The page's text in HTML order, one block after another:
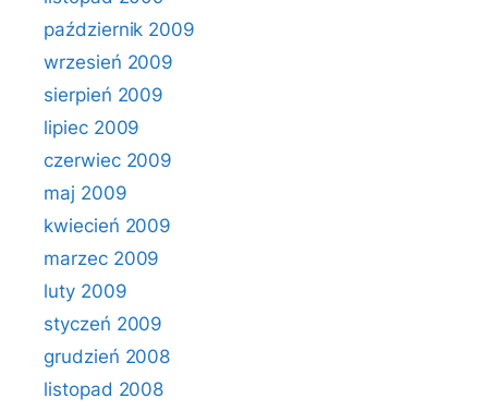
październik 2009
wrzesień 2009
sierpień 2009
lipiec 2009
czerwiec 2009
maj 2009
kwiecień 2009
marzec 2009
luty 2009
styczeń 2009
grudzień 2008
listopad 2008